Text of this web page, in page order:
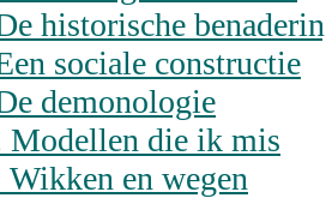
historische
sociale constructie
demonologie
Modellen die ik mis
Wikken en wegen